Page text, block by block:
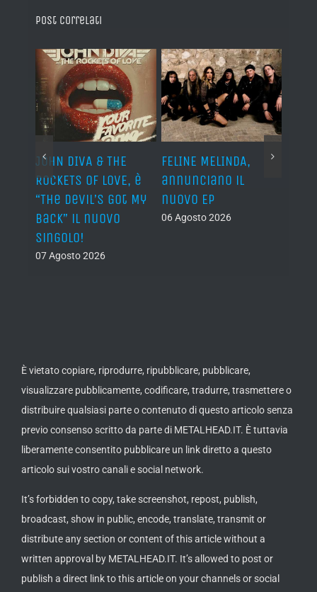
Post correlati
JOHN DIVA & THE
ROCKETS OF LOVE, è
“The Devil’s Got My
Back” il nuovo
singolo!
07 Agosto 2026
FELINE MELINDA,
annunciano il
nuovo EP
06 Agosto 2026
È vietato copiare, riprodurre, ripubblicare, pubblicare,
visualizzare pubblicamente, codificare, tradurre, trasmettere o
distribuire qualsiasi parte o contenuto di questo articolo senza
previo consenso scritto da parte di METALHEAD.IT. È tuttavia
liberamente consentito pubblicare un link diretto a questo
articolo sui vostro canali e social network.
It’s forbidden to copy, take screenshot, repost, publish,
broadcast, show in public, encode, translate, transmit or
distribute any section or content of this article without a
written approval by METALHEAD.IT. It’s allowed to post or
publish a direct link to this article on your channels or social